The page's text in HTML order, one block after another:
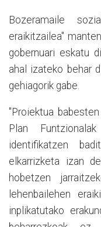
Bozeramaile
eraikitzailea"
gobernuari eskatu
ahal izateko behar
gehiagorik gabe.
"Proiektua
Plan
identifikatzen
elkarrizketa izan
hobetzen
lehenbailehen
inplikatutako